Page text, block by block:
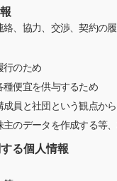
、協力、交渉、契約の
行のため
便宜を供与するため
員と社団という観点か
のデータを作成する等
る個人情報